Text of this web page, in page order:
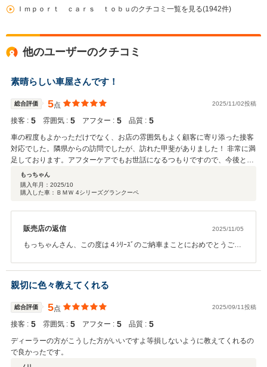
Ｉｍｐｏｒｔ ｃａｒｓ ｔｏｂｕのクチコミ一覧を見る(1942件)
他のユーザーのクチコミ
素晴らしい車屋さんです！
総合評価 5点 2025/11/02投稿
接客 : 5 雰囲気 : 5 アフター : 5 品質 : 5
車の程度もよかっただけでなく、お店の雰囲気もよく顧客に寄り添った接客
対応でした。隣県からの訪問でしたが、訪れた甲斐がありました！ 非常に満
足しております。アフターケアでもお世話になるつもりですので、今後とも
宜しくお願い致します。
もっちゃん
購入年月： 2025/10
購入した車：ＢＭＷ 4シリーズグランクーペ
販売店の返信 2025/11/05
もっちゃんさん、この度は４ｼﾘｰｽﾞのご納車まことにおめでとうござ
て」頂きますので末永いお付き合いのほどよろしくお願い致しま
す。
親切に色々教えてくれる
総合評価 5点 2025/09/11投稿
接客 : 5 雰囲気 : 5 アフター : 5 品質 : 5
ディーラーの方がこうした方がいいですよ等損しないように教えてくれるの
で良かったです。